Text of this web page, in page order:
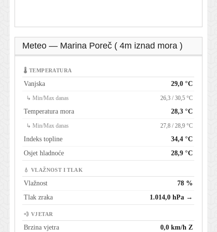
Meteo — Marina Poreč ( 4m iznad mora )
🌡 TEMPERATURA
Vanjska 29,0 °C
↳ Min/Max danas 26,3 / 30,5 °C
Temperatura mora 28,3 °C
↳ Min/Max danas 27,8 / 28,9 °C
Indeks topline
34,4 °C
Osjet hladnoće
28,9 °C
💧 VLAŽNOST I TLAK
Vlažnost
78 %
Tlak zraka
1.014,0 hPa →
💨 VJETAR
Brzina vjetra
0,0 km/h Z